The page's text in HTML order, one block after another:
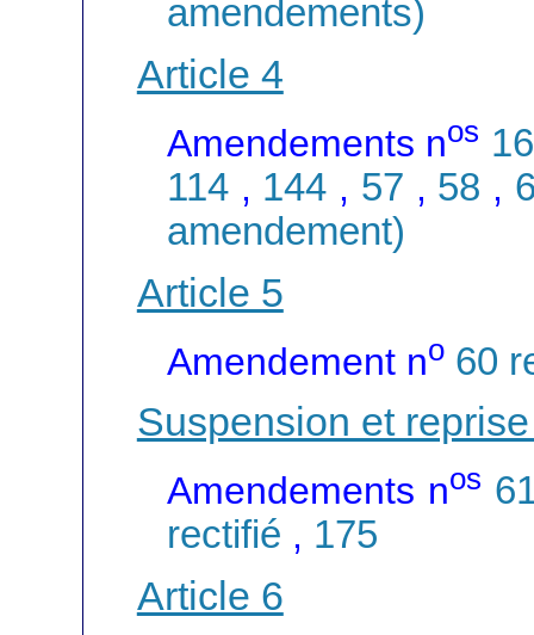
amendements)
Article 4
Amendements nos
114, 144 , 57 , 58 ,
amendement)
Article 5
Amendement no 60
Suspension et
Amendements nos
rectifié , 175
Article 6